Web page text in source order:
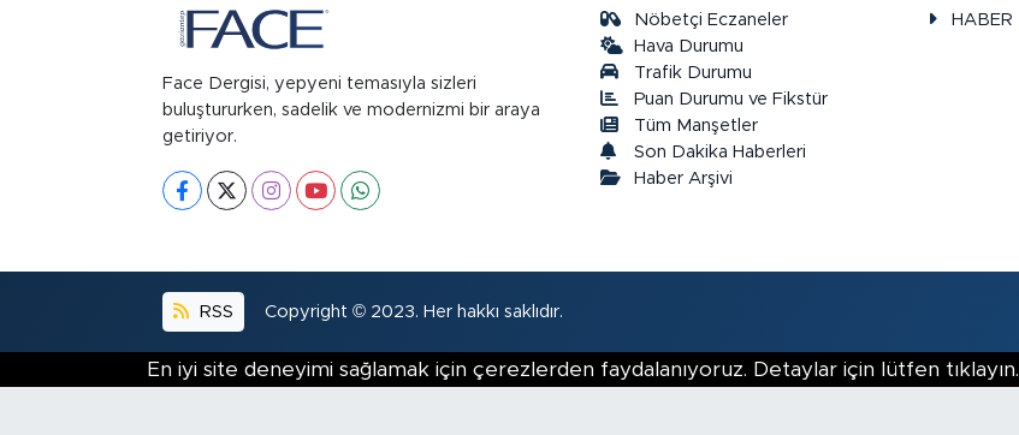
Face Dergisi, yepyeni temasıyla sizleri
buluştururken, sadelik ve modernizmi bir araya
getiriyor.
Nöbetçi Eczaneler
Hava Durumu
Trafik Durumu
Puan Durumu ve Fikstür
Tüm Manşetler
Son Dakika Haberleri
Haber Arşivi
HABER
RSS Copyright © 2023. Her hakkı saklıdır.
En iyi site deneyimi sağlamak için çerezlerden faydalanıyoruz. Detaylar için lütfen tıklayın.